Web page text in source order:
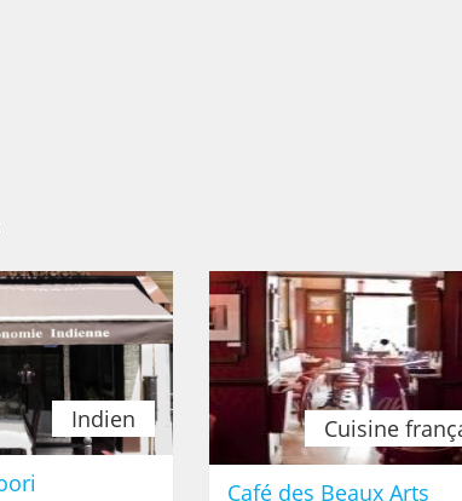
Indien Cuisine
Café des Beaux Arts